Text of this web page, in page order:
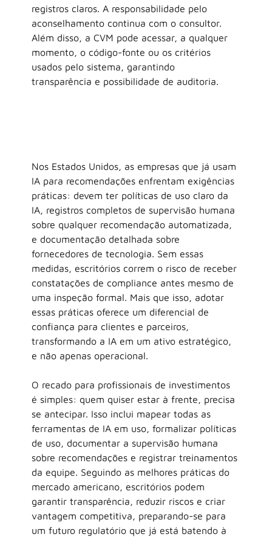
registros claros. A responsabilidade pelo
aconselhamento continua com o consultor.
Além disso, a CVM pode acessar, a qualquer
momento, o código-fonte ou os critérios
usados pelo sistema, garantindo
transparência e possibilidade de auditoria.
Nos Estados Unidos, as empresas que já usam
IA para recomendações enfrentam exigências
práticas: devem ter políticas de uso claro da
IA, registros completos de supervisão humana
sobre qualquer recomendação automatizada,
e documentação detalhada sobre
fornecedores de tecnologia. Sem essas
medidas, escritórios correm o risco de receber
constatações de compliance antes mesmo de
uma inspeção formal. Mais que isso, adotar
essas práticas oferece um diferencial de
confiança para clientes e parceiros,
transformando a IA em um ativo estratégico,
e não apenas operacional.
O recado para profissionais de investimentos
é simples: quem quiser estar à frente, precisa
se antecipar. Isso inclui mapear todas as
ferramentas de IA em uso, formalizar políticas
de uso, documentar a supervisão humana
sobre recomendações e registrar treinamentos
da equipe. Seguindo as melhores práticas do
mercado americano, escritórios podem
garantir transparência, reduzir riscos e criar
vantagem competitiva, preparando-se para
um futuro regulatório que já está batendo à